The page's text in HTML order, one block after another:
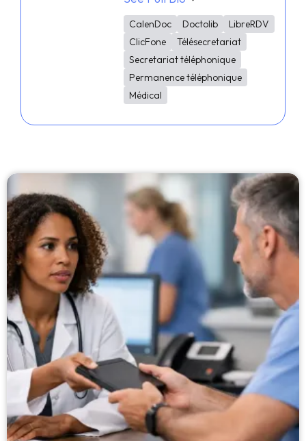
CalenDoc Doctolib
LibreRDV
ClicFone
Télésecretariat
Secretariat téléphonique
Permanence téléphonique
Médical